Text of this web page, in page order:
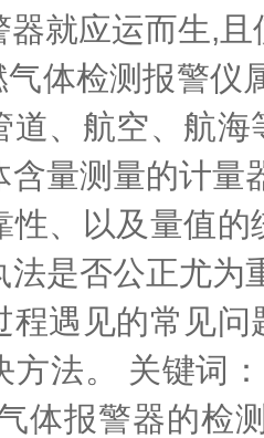
器就应运而生,
检测报警仪
道、航空、航
含量测量的计量
性、以及量值
法是否公正尤为
程遇见的常见
方法。 关键词
体报警器的检